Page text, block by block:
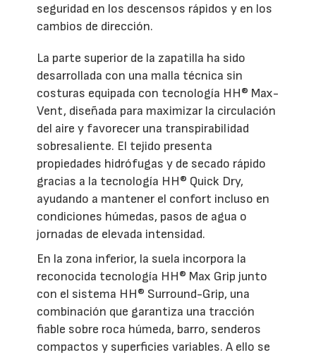
seguridad en los descensos rápidos y en los
cambios de dirección.
La parte superior de la zapatilla ha sido
desarrollada con una malla técnica sin
costuras equipada con tecnología HH® Max-
Vent, diseñada para maximizar la circulación
del aire y favorecer una transpirabilidad
sobresaliente. El tejido presenta
propiedades hidrófugas y de secado rápido
gracias a la tecnología HH® Quick Dry,
ayudando a mantener el confort incluso en
condiciones húmedas, pasos de agua o
jornadas de elevada intensidad.
En la zona inferior, la suela incorpora la
reconocida tecnología HH® Max Grip junto
con el sistema HH® Surround-Grip, una
combinación que garantiza una tracción
fiable sobre roca húmeda, barro, senderos
compactos y superficies variables. A ello se